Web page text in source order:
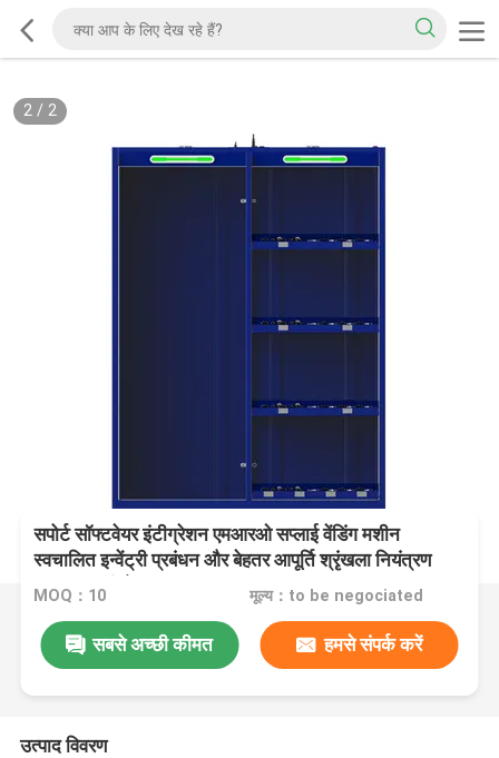
2/ 2
सपोर्ट सॉफ्टवेयर इंटीग्रेशन एमआरओ सप्लाई वेंडिंग मशीन
स्वचालित इन्वेंट्री प्रबंधन और बेहतर आपूर्ति श्रृंखला नियंत्रण
प्रदान करती है
MOQ：10 मूल्य：to be negociated
सबसे अच्छी कीमत हमसे संपर्क करें
उत्पाद विवरण